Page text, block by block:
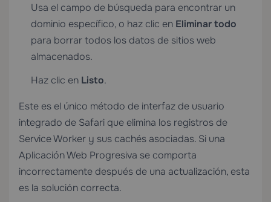
Usa el campo de búsqueda para encontrar un
dominio específico, o haz clic en Eliminar todo
para borrar todos los datos de sitios web
almacenados.
Haz clic en Listo.
Este es el único método de interfaz de usuario
integrado de Safari que elimina los registros de
Service Worker y sus cachés asociadas. Si una
Aplicación Web Progresiva se comporta
incorrectamente después de una actualización, esta
es la solución correcta.